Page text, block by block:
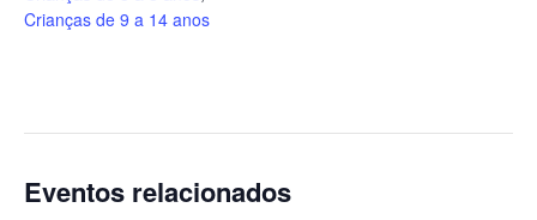
Crianças de 9 a 14 anos
Eventos relacionados